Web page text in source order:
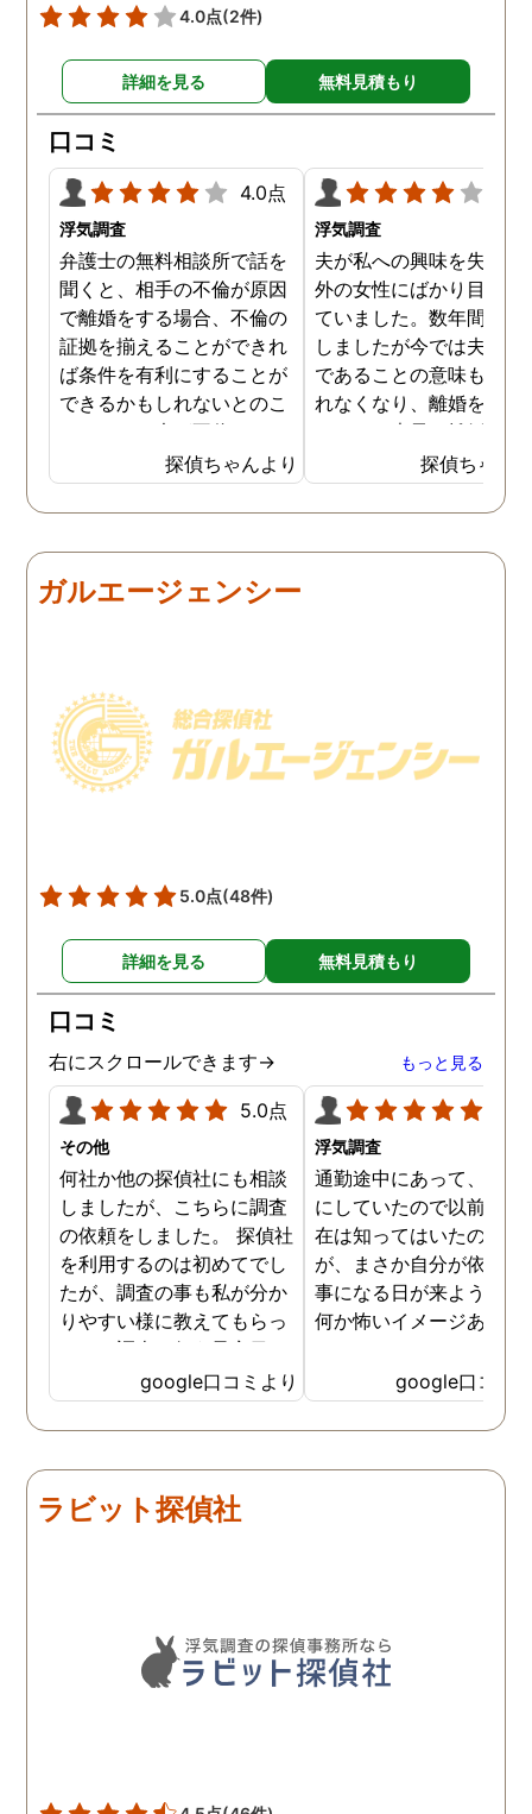
4.0点(2件)
詳細を見る 無料見積もり
口コミ
4.0点
浮気調査
弁護士の無料相談所で話を
聞くと、相手の不倫が原因
で離婚をする場合、不倫の
証拠を揃えることができれ
ば条件を有利にすることが
できるかもしれないとのこ
とでした。夫が不倫をして
いるのは確実なのですが、
私の証言だけでは効力が弱
いようです。弁護士のアド
の証拠を集めてもらうこと
にしました。夫は私への関
とはしょっちゅうです。次
の休みも休日出勤と称して
家を空けているので、この
日に証拠集めをお願いしま
と会い、そのまま夜まで過
間もラブホテルの利用もし
たようで、たった一日で不
倫の証拠を揃えることがで
きました。
探偵ちゃんより
浮気調査
夫が私への興味を失くし
外の女性にばかり目を向
ていました。数年間は我
しましたが今では夫と夫
であることの意味も感じ
れなくなり、離婚を決意
ました。素早く離婚を成
させるためには夫の不倫
証拠を手に入れることが
っ取り早く、探偵に調査
行動パターンを伝え、予
必要な不倫の証拠も手に
れることができました。
探偵ちゃん
ガルエージェンシー
5.0点(48件)
詳細を見る 無料見積もり
口コミ
右にスクロールできます→ もっと見る
5.0点
その他
何社か他の探偵社にも相談
しましたが、こちらに調査
の依頼をしました。 探偵社
を利用するのは初めてでし
たが、調査の事も私が分か
りやすい様に教えてもらっ
たり、調査を行う予定日は
私の希望を聞いてもらいつ
つ、探偵さんのご意見も取
り入れ、細かく打ち合わせ
た。調査を行った日はその
日の報告を入れてくれたり
聞いて頂いたりと精神的に
も助かりました。 報告書や
調査の動画を見せてもらっ
ケアもしてもらったり色々
google口コミより
浮気調査
通勤途中にあって、毎日
にしていたので以前から
在は知ってはいたのです
が、まさか自分が依頼す
事になる日が来ようと
何か怖いイメージありま
応も良く、安心して相談
きました。 調査後に弁
さんも紹介していただき
した！ありがとうござい
google口コミ
ラビット探偵社